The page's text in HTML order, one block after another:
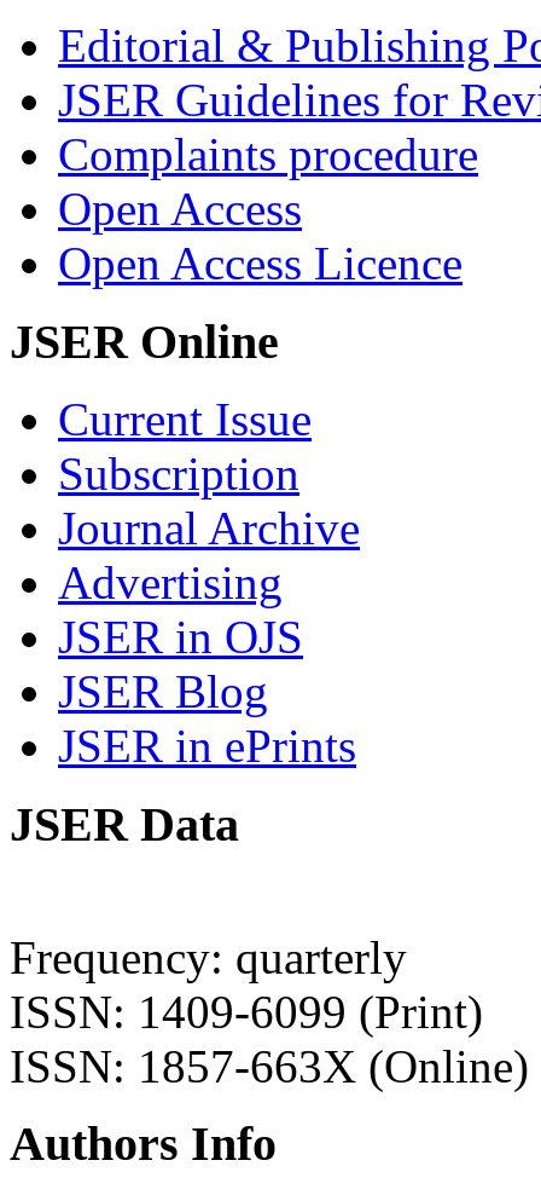
Editorial & Publishing
JSER Guidelines for
Complaints procedure
Open Access
Open Access Licence
JSER Online
Current Issue
Subscription
Journal Archive
Advertising
JSER in OJS
JSER Blog
JSER in ePrints
JSER Data
Frequency: quarterly
ISSN: 1409-6099 (Print)
ISSN: 1857-663X (Online)
Authors Info